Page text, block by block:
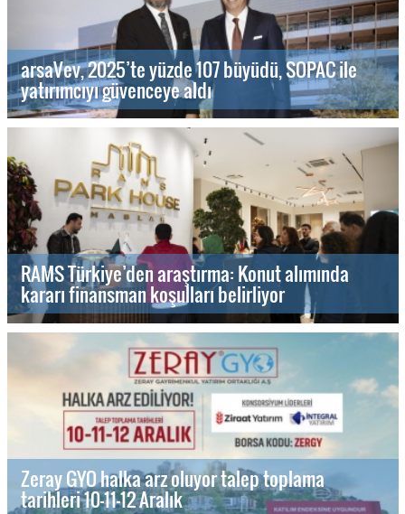
arsaVev, 2025’te yüzde 107 büyüdü, SOPAC ile
yatırımcıyı güvenceye aldı
RAMS Türkiye’den araştırma: Konut alımında
kararı finansman koşulları belirliyor
Zeray GYO halka arz oluyor talep toplama
tarihleri 10-11-12 Aralık